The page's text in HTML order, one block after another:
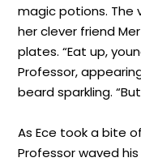
magic potions. The
her clever friend
plates. “Eat up,
Professor,
beard sparkling.
As Ece took a bite
Professor waved